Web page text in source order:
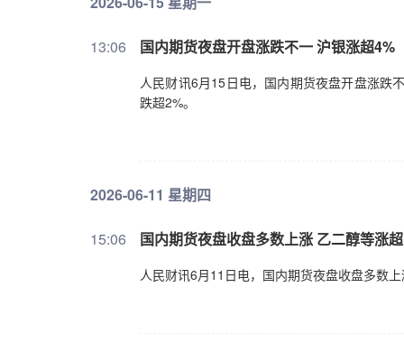
13:06 国内期货夜盘开盘涨跌不一 沪银涨超4%
人民财讯6月15日电，国内期货夜盘开盘涨跌
跌超2%。
2026-06-11 星期四
15:06 国内期货夜盘收盘多数上涨 乙二醇等涨
人民财讯6月11日电，国内期货夜盘收盘多数